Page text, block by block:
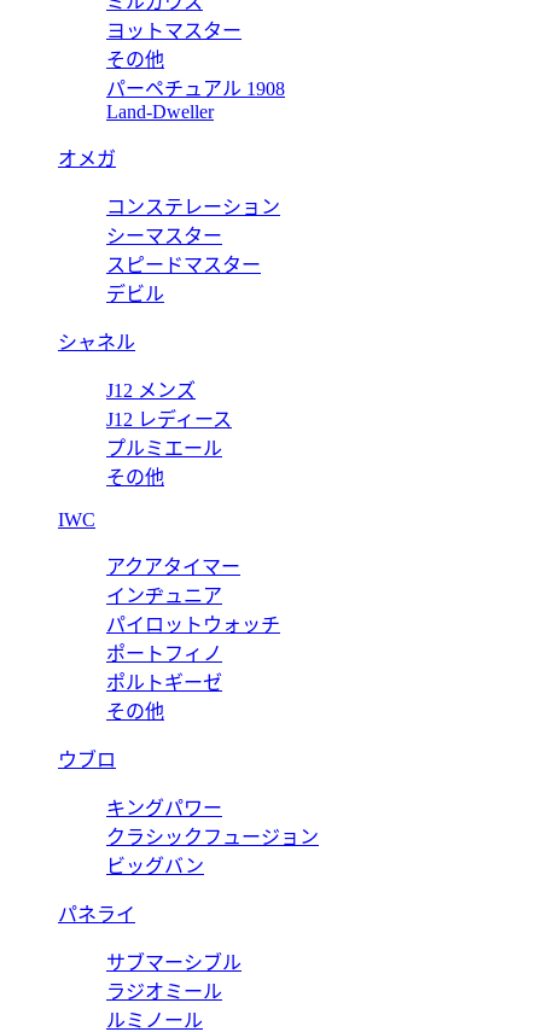
ヨットマスター
その他
パーペチュアル 1908
Land-Dweller
オメガ
コンステレーション
シーマスター
スピードマスター
デビル
シャネル
J12 メンズ
J12 レディース
プルミエール
その他
IWC
アクアタイマー
インヂュニア
パイロットウォッチ
ポートフィノ
ポルトギーゼ
その他
ウブロ
キングパワー
クラシックフュージョン
ビッグバン
パネライ
サブマーシブル
ラジオミール
ルミノール